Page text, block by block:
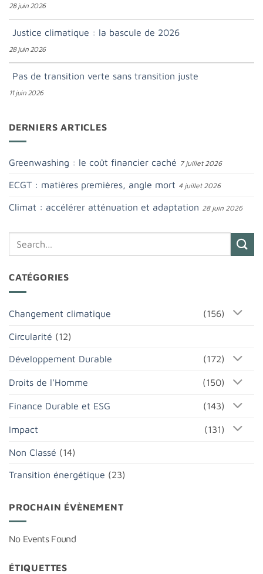
28 juin 2026
Justice climatique : la bascule de 2026
28 juin 2026
Pas de transition verte sans transition juste
11 juin 2026
DERNIERS ARTICLES
Greenwashing : le coût financier caché 7 juillet 2026
ECGT : matières premières, angle mort 4 juillet 2026
Climat : accélérer atténuation et adaptation 28 juin 2026
CATÉGORIES
Changement climatique (156)
Circularité (12)
Développement Durable (172)
Droits de l'Homme (150)
Finance Durable et ESG (143)
Impact (131)
Non Classé (14)
Transition énergétique (23)
PROCHAIN ÉVÈNEMENT
No Events Found
ÉTIQUETTES